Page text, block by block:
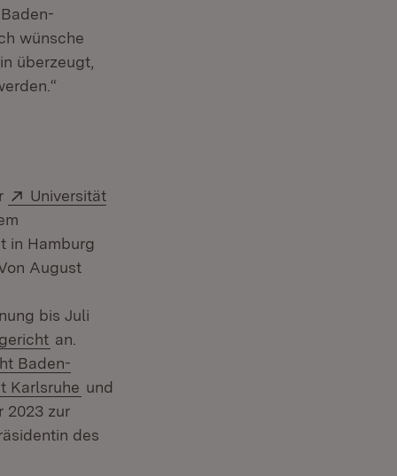
wünsche
überzeugt,
Extern:
Universität
in Hamburg
August
bis Juli
(Öffnet in neuem Fenster)
an.
Baden-
Karlsruhe (Öffnet in neuem Fenster)
und
2023 zur
des